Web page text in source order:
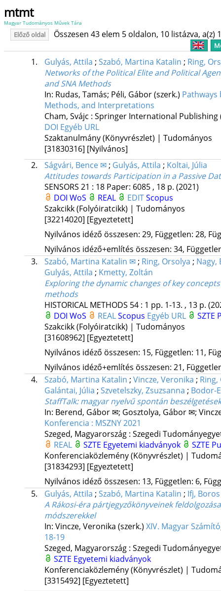
mtmt
Magyar Tudományos Művek Tára
Előző oldal Összesen 43 elem 5 oldalon, 10 listázva, a(z)
1. Gulyás, Attila ; Szabó, Martina Katalin ; Ring,
Networks of the Political Elite and Political
and SNA Methods
In: Rudas, Tamás; Péli, Gábor (szerk.) Pathways
Methods, and Interpretations
Cham, Svájc : Springer International Publishing
DOI Egyéb URL
Szaktanulmány (Könyvrészlet) | Tudományos
[31830316] [Nyilvános]
2.
Ságvári, Bence ✉; Gulyás, Attila ; Koltai, Júlia
Attitudes towards Participation in a Passive
SENSORS 21 : 18 Paper: 6085 , 18 p. (2021)
DOI WoS REAL EDITScopus
Szakcikk (Folyóiratcikk) | Tudományos
[32214020] [Egyeztetett]
Nyilvános idéző összesen: 29, Független: 28,
Nyilvános idéző+említés összesen: 34,
3.
Szabó, Martina Katalin ✉; Ring, Orsolya ; Nagy,
Gulyás, Attila ; Kmetty, Zoltán
Exploring the dynamic changes of key
methods
HISTORICAL METHODS 54: 1 pp. 1-13. , 13 p.
DOI WoS REALScopus Egyéb URL
SZTE
Szakcikk (Folyóiratcikk) | Tudományos
[31608962] [Egyeztetett]
Nyilvános idéző összesen: 15, Független: 11,
Nyilvános idéző+említés összesen: 21,
4.
Szabó, Martina Katalin ; Vincze, Veronika ;
Galántai, Júlia ; Szvetelszky, Zsuzsanna ; Bodor-
StaffTalk: magyar nyelvű spontán
In: Berend, Gábor ✉; Gosztolya, Gábor ✉;
Konferencia : MSZNY 2021
Szeged, Magyarország : Szegedi
REAL
SZTE Egyetemi kiadványok
SZTE
Konferenciaközlemény (Könyvrészlet) |
[31834293] [Egyeztetett]
Nyilvános idéző összesen: 13, Független: 6,
5.
Gulyás, Attila ; Szabó, Martina Katalin ; Ifj,
A Rákosi-éra pártjegyzőkönyveinek
módszerekkel
In: Vincze, Veronika (szerk.) XIV. Magyar
18-19
Szeged, Magyarország : Szegedi
SZTE Egyetemi kiadványok
Konferenciaközlemény (Könyvrészlet) |
[3315492] [Egyeztetett]